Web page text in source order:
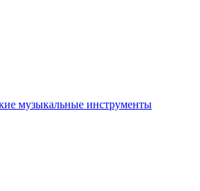
музыкальные инструменты